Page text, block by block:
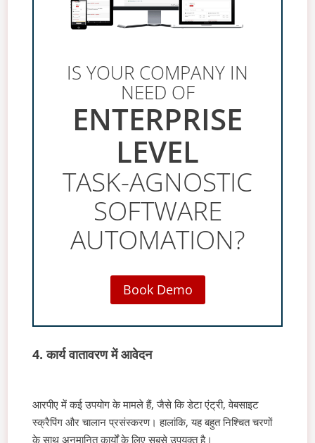
IS YOUR COMPANY IN
NEED OF
ENTERPRISE
LEVEL
TASK-AGNOSTIC
SOFTWARE
AUTOMATION?
Book Demo
4. कार्य वातावरण में आवेदन
आरपीए में कई उपयोग के मामले हैं, जैसे कि डेटा एंट्री, वेबसाइट
स्क्रैपिंग और चालान प्रसंस्करण। हालांकि, यह बहुत निश्चित चरणों
के साथ अनुमानित कार्यों के लिए सबसे उपयुक्त है।